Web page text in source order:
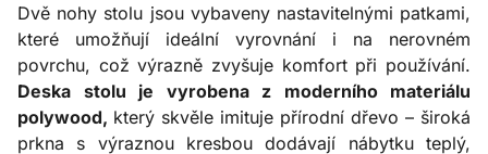
Dvě nohy stolu jsou vybaveny nastavitelnými patkami,
které umožňují ideální vyrovnání i na nerovném
povrchu, což výrazně zvyšuje komfort při používání.
Deska stolu je vyrobena z moderního materiálu
polywood, který skvěle imituje přírodní dřevo – široká
prkna s výraznou kresbou dodávají nábytku teplý,